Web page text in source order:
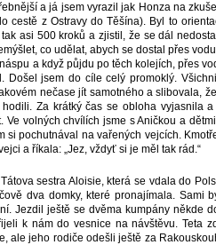
a já jsem vyrazil jak Honza na
cestě z Ostravy do Těšína). Byl to
asi 500 kroků a zjistil, že se dál
co udělat, abych se dostal přes
a když půjdu po těch kolejích, přes
jsem do cíle celý promoklý.
nečase jít samotného a slibovala,
Za krátký čas se obloha vyjasnila
volných chvílích jsme s Aničkou a
pochutnával na vařených vejcích.
a říkala: „Jez, vždyť si je měl tak rád.“
sestra Aloisie, která se vdala do
dva domky, které pronajímala. Sami
Jezdil ještě se dvěma kumpány někde
k nám do vesnice na návštěvu. Teta
ale jeho rodiče odešli ještě za